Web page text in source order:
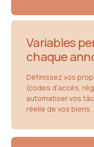
Variables
chaque
Définissez vos
(codes d’accès,
automatiser vos
réelle de vos biens.